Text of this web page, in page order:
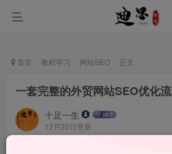
首页 教程学习 网站SEO 正文
一套完整的外贸网站SEO优化
十足一生
12月20日更新